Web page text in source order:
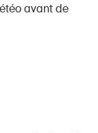
avant de